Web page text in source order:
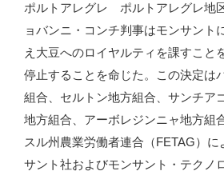
ポルトアレグレ ポルトアレグレ地
ョバンニ・コンチ判事はモンサント
え大豆へのロイヤルティを課すこと
停止することを命じた。この決定は
組合、セルトン地方組合、サンチア
地方組合、アーボレジンニャ地方組
スル州農業労働者連合（FETAG）
サント社およびモンサント・テクノ